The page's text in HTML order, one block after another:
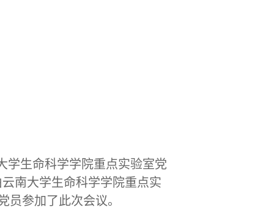
学生命科学学院重点实验室党
南大学生命科学学院重点实
员参加了此次会议。